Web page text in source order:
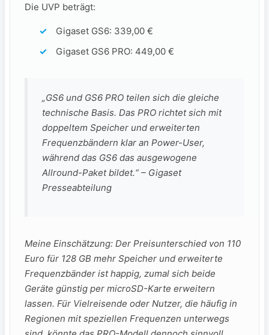
Die UVP beträgt:
Gigaset GS6: 339,00 €
Gigaset GS6 PRO: 449,00 €
„GS6 und GS6 PRO teilen sich die gleiche
technische Basis. Das PRO richtet sich mit
doppeltem Speicher und erweiterten
Frequenzbändern klar an Power-User,
während das GS6 das ausgewogene
Allround-Paket bildet.“ – Gigaset
Presseabteilung
Meine Einschätzung: Der Preisunterschied von 110
Euro für 128 GB mehr Speicher und erweiterte
Frequenzbänder ist happig, zumal sich beide
Geräte günstig per microSD-Karte erweitern
lassen. Für Vielreisende oder Nutzer, die häufig in
Regionen mit speziellen Frequenzen unterwegs